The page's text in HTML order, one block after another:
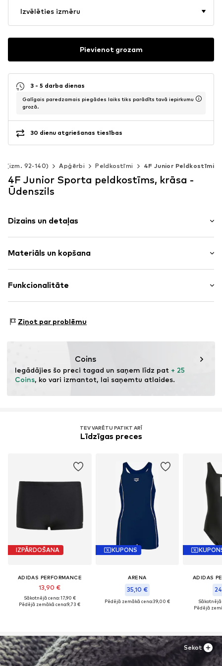
Izvēlēties izmēru
Pievienot grozam
3 - 5 darba dienas
Galīgais paredzamais piegādes laiks tiks parādīts tavā iepirkumu
grozā.
30 dienu atgriešanas tiesības
(izm. 92-140) Apģērbi Peldkostīmi 4F Junior Peldkostīmi
4F Junior Sporta peldkostīms, krāsa -
Ūdenszils
Dizains un detaļas
Vienota raksta
Stingra saķere
Preces Nr. 4FJ0033001000001
Materiāls un kopšana
Materiāls: 85% Poliesters - PES, 15% Elastāns
Nav piemērots veļas žāvētajam
Funkcionalitāte
Sporta veids: Dzīvesveids
Ziņot par problēmu
Coins
Iegādājies šo preci tagad un saņem līdz pat + 25
Coins, ko vari izmantot, lai saņemtu atlaides.
TEV VARĒTU PATIKT ARĪ
Līdzīgas preces
IZPĀRDOŠANA
ADIDAS PERFORMANCE
13,90 €
Sākotnējā cena: 17,90 €
Pēdējā zemākā cena:9,73 €
KUPONS
ARENA
35,10 €
Pēdējā zemākā cena:39,00 €
ADIDAS
Sākotnējā
Pēdējā
Sekot